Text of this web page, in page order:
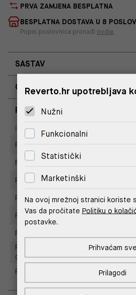
PRVA ZAMJENA BESPLATNA
BESPLATNA DOSTAVA U 8
Popis poslovnica pronađi ovdje
SASTAV
OPIS PROIZVODA
RASPOLOŽIVOST PO
Poslovnica
Replay Store, Joker Centar
Replay store, Arena centar
Replay store, Tower Centar
Replay Store, Mall of Split
Replay Store, City Center One
Replay Store, Supernova Zadar
Replay Outlet Store, Designer
Outlet Croatia
Replay Outlet Store, Split
Reverto.hr upotrebljava
Nužni
Funkcionalni
Statistički
Marketinški
Na ovoj mrežnoj stranici koriste
Vas da pročitate Politiku o
postavke.
Prilagodi
Prihvaćam sve